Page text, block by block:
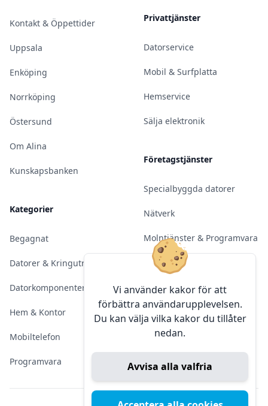
Vi använder kakor för att
förbättra användarupplevelsen.
Du kan välja vilka kakor du tillåter
nedan.
Avvisa alla valfria
Kontakt & Öppettider
Uppsala
Enköping
Norrköping
Östersund
Om Alina
Kunskapsbanken
Kategorier
Begagnat
Datorer & Kringutrustning
Datorkomponenter
Hem & Kontor
Mobiltelefon
Programvara
Privattjänster
Datorservice
Mobil & Surfplatta
Hemservice
Sälja elektronik
Företagstjänster
Specialbyggda datorer
Nätverk
Molntjänster & Programvara
Server & Backup
Kameraövervakning
Konferens & Public Display
Sälja elektronik